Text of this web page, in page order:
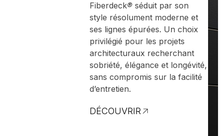
Fiberdeck® séduit par son
style résolument moderne et
ses lignes épurées. Un choix
privilégié pour les projets
architecturaux recherchant
sobriété, élégance et longévité,
sans compromis sur la facilité
d’entretien.
DÉCOUVRIR